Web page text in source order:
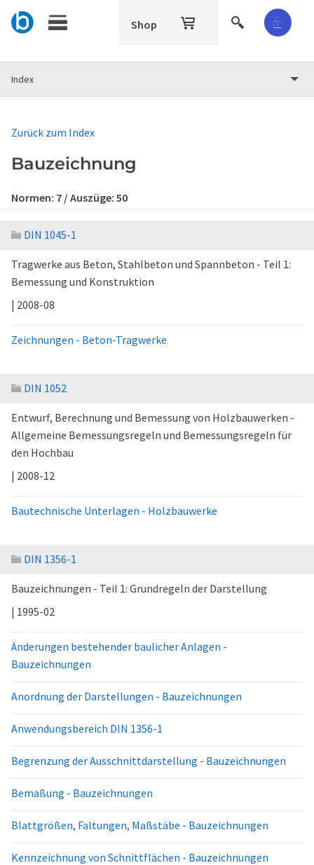
Shop
Index
Zurück zum Index
Bauzeichnung
Normen: 7 / Auszüge: 50
DIN 1045-1
Tragwerke aus Beton, Stahlbeton und Spannbeton - Teil 1:
Bemessung und Konstruktion
| 2008-08
Zeichnungen - Beton-Tragwerke
DIN 1052
Entwurf, Berechnung und Bemessung von Holzbauwerken -
Allgemeine Bemessungsregeln und Bemessungsregeln für
den Hochbau
| 2008-12
Bautechnische Unterlagen - Holzbauwerke
DIN 1356-1
Bauzeichnungen - Teil 1: Grundregeln der Darstellung
| 1995-02
Änderungen bestehender baulicher Anlagen -
Bauzeichnungen
Anordnung der Darstellungen - Bauzeichnungen
Anwendungsbereich DIN 1356-1
Begrenzung der Ausschnittdarstellung - Bauzeichnungen
Bemaßung - Bauzeichnungen
Blattgrößen, Faltungen, Maßstäbe - Bauzeichnungen
Kennzeichnung von Schnittflächen - Bauzeichnungen